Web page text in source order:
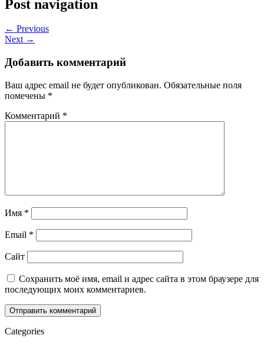
Post navigation
← Previous
Next →
Добавить комментарий
Ваш адрес email не будет опубликован. Обязательные поля
помечены *
Комментарий *
Имя *
Email *
Сайт
Сохранить моё имя, email и адрес сайта в этом браузере для
последующих моих комментариев.
Categories